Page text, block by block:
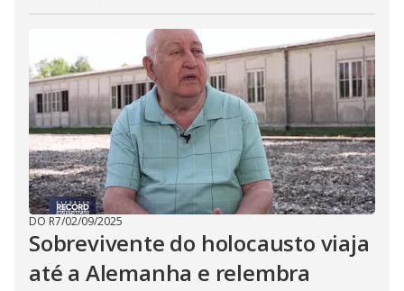
DO R7/02/09/2025
Sobrevivente do holocausto viaja
até a Alemanha e relembra